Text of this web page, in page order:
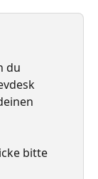
du
bitte